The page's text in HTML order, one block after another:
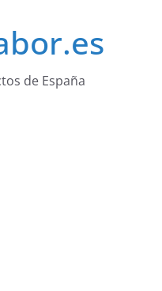
de España